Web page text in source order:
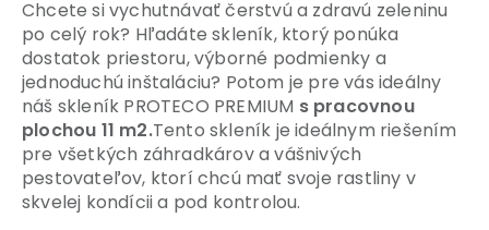
Chcete si vychutnávať čerstvú a zdravú zeleninu
po celý rok? Hľadáte skleník, ktorý ponúka
dostatok priestoru, výborné podmienky a
jednoduchú inštaláciu? Potom je pre vás ideálny
náš skleník PROTECO PREMIUM s pracovnou
plochou 11 m2.Tento skleník je ideálnym riešením
pre všetkých záhradkárov a vášnivých
pestovateľov, ktorí chcú mať svoje rastliny v
skvelej kondícii a pod kontrolou.